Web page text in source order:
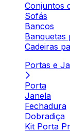
Conjuntos
Sofás
Bancos
Banquetas
Cadeiras
Portas e
Porta
Janela
Fechadura
Dobradiça
Kit Porta